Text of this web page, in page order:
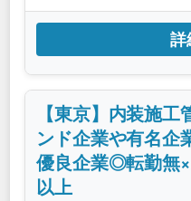
詳
【東京】内装施
ンド企業や有名企
優良企業◎転勤無
以上